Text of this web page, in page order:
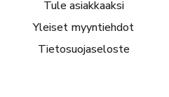
Tule asiakkaaksi
Yleiset myyntiehdot
Tietosuojaseloste